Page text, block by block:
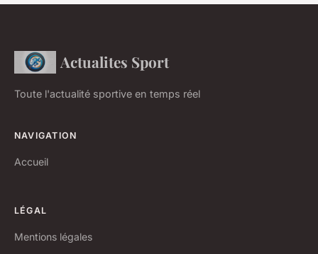
Actualites Sport
Toute l'actualité sportive en temps réel
NAVIGATION
Accueil
LÉGAL
Mentions légales